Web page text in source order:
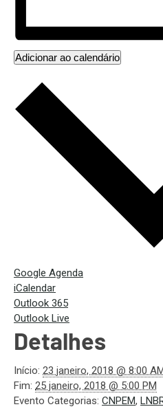
Adicionar ao calendário
Google Agenda
iCalendar
Outlook 365
Outlook Live
Detalhes
Início: 23 janeiro, 2018 @ 8:00
Fim: 25 janeiro, 2018 @ 5:00 PM
Evento Categorias: CNPEM,